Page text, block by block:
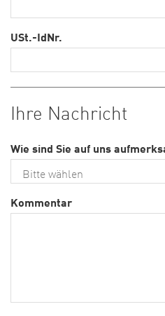
USt.-IdNr.
Ihre Nachricht
Wie sind Sie auf uns
Kommentar